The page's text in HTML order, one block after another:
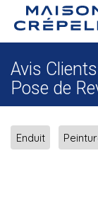
Avis
Pose de
Enduit